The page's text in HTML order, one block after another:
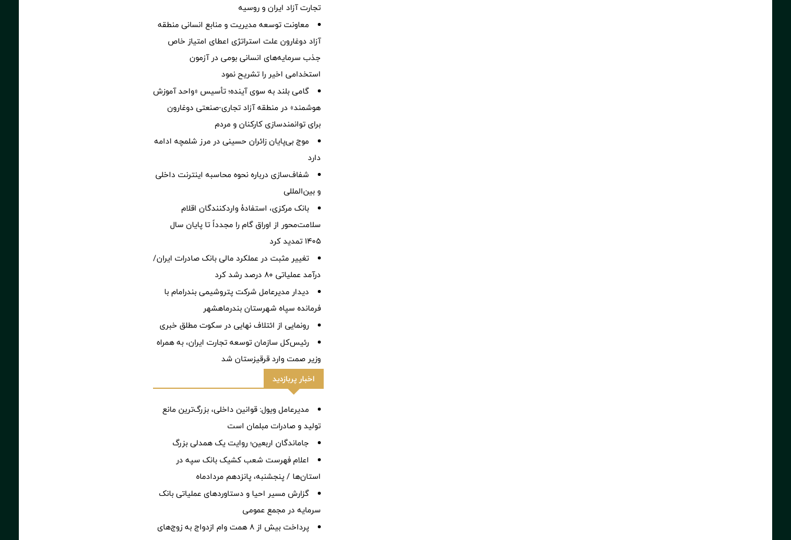
تجارت آزاد ایران و روسیه
معاونت توسعه مدیریت و منابع انسانی منطقه
آزاد دوغارون علت استراتژی اعطای امتیاز خاص
جذب سرمایه‌های انسانی بومی در آزمون
استخدامی اخیر را تشریح نمود
گامی بلند به سوی آینده؛ تأسیس «واحد آموزش
هوشمند» در منطقه آزاد تجاری-صنعتی دوغارون
برای توانمندسازی کارکنان و مردم
موج بی‌پایان زائران حسینی در مرز شلمچه ادامه
دارد
شفاف‌سازی درباره نحوه محاسبه اینترنت داخلی
و بین‌المللی
بانک مرکزی، استفادۀ واردکنندگان اقلام
سلامت‌محور از اوراق گام را مجدداً تا پایان سال
۱۴۰۵ تمدید کرد
تغییر مثبت در عملکرد مالی بانک صادرات ایران/
درآمد عملیاتی 80 درصد رشد کرد
دیدار مدیرعامل شرکت پتروشیمی بندرامام با
فرمانده سپاه شهرستان بندرماهشهر
رونمایی از ائتلاف‌ نهایی در سکوت مطلق خبری
رئیس‌کل سازمان توسعه تجارت ایران، به همراه
وزیر صمت وارد قرقیزستان شد
اخبار پربازدید
مدیرعامل ویول: قوانین داخلی، بزرگ‌ترین مانع
تولید و صادرات مبلمان است
جاماندگان اربعین؛ روایت یک همدلی بزرگ
اعلام فهرست شعب کشیک بانک سپه در
استان‌ها / پنجشنبه، پانزدهم مردادماه
گزارش مسیر احیا و دستاوردهای عملیاتی بانک
سرمایه در مجمع عمومی
پرداخت بیش از ۸ همت وام ازدواج به زوج‌های